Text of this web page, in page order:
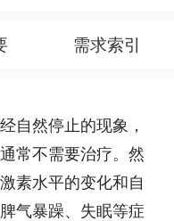
需求索引
然停止的现象，
常不需要治疗。然
素水平的变化和自
气暴躁、失眠等症